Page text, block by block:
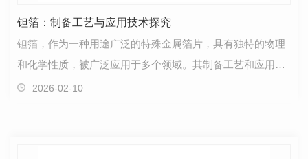
钽箔：制备工艺与应用技术探究
钽箔，作为一种用途广泛的特殊金属箔片，具有独特的物理
和化学性质，被广泛应用于多个领域。其制备工艺和应用技
术一直备受关注与探究。在钽箔的制备工艺中，精密的…
2026-02-10